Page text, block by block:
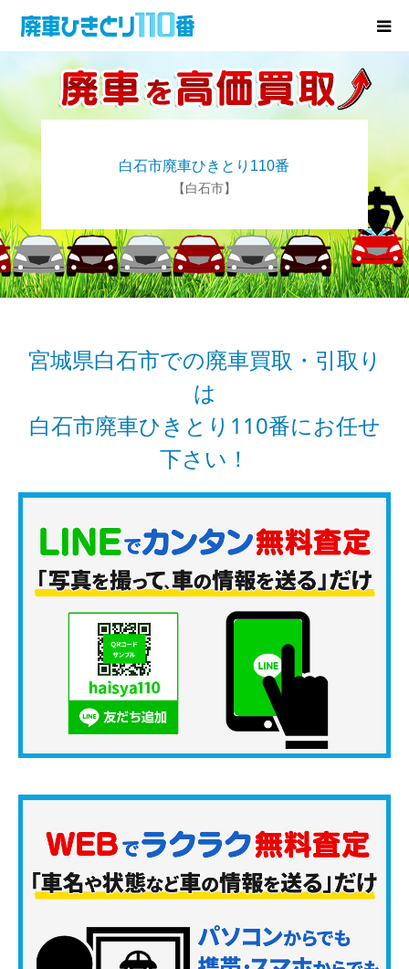
白石市廃車ひきとり110番
【白石市】
宮城県白石市での廃車買取・引取り
は
白石市廃車ひきとり110番にお任せ
下さい！
廃車･事故車の買取
お役立ち情報
お知らせ